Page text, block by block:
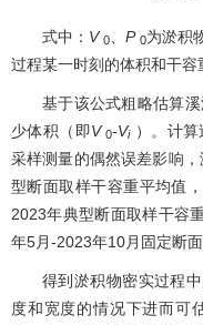
式中： V 0 P 0为淤积
过程某一时刻的体积和干容
基于该公式粗略估算
少体积（即V 0-Vi）。计算
采样测量的偶然误差影响
型断面取样干容重平均值
2023年典型断面取样干容
年5月-2023年10月固定断面
得到淤积物密实过程
度和宽度的情况下进而可